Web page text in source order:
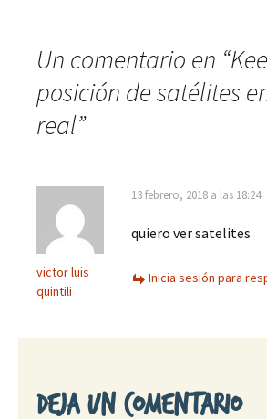
la
entrada
Un comentario en “
posición de satélites
real”
victor luis
quintili
13 febrero, 2018 a las 18:24
quiero ver satelites
Inicia sesión para
Deja un comentario